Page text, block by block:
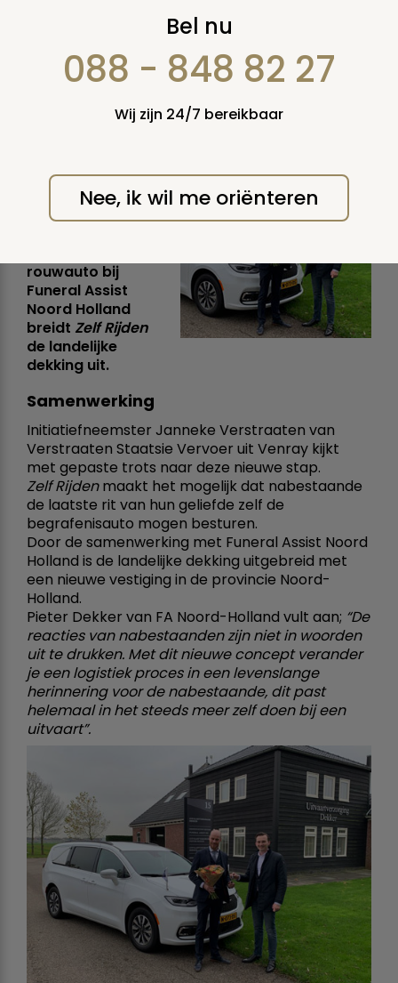
Zelf Rijden breidt
landelijk netwerk uit
met Funeral Assist
Noord Holland.
vrijdag 26 november 2021
Met de komst van
rouwauto bij
Funeral Assist
Noord Holland
breidt Zelf Rijden
de landelijke
dekking uit.
Samenwerking
Initiatiefneemster Janneke Verstraaten van
Verstraaten Staatsie Vervoer uit Venray kijkt
met gepaste trots naar deze nieuwe stap.
Zelf Rijdenmaakt het mogelijk dat nabestaande
de laatste rit van hun geliefde zelf de
begrafenisauto mogen besturen.
Door de samenwerking met Funeral Assist Noord
Holland is de landelijke dekking uitgebreid met
een nieuwe vestiging in de provincie Noord-
Holland.
Pieter Dekker van FA Noord-Holland vult aan; “De
reacties van nabestaanden zijn niet in woorden
uit te drukken. Met dit nieuwe concept verander
je een logistiek proces in een levenslange
herinnering voor de nabestaande, dit past
helemaal in het steeds meer zelf doen bij een
uitvaart”.
Bel nu
088 - 848 82 27
Wij zijn 24/7 bereikbaar
Nee, ik wil me oriënteren